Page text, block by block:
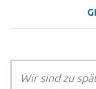
Wir sind zu